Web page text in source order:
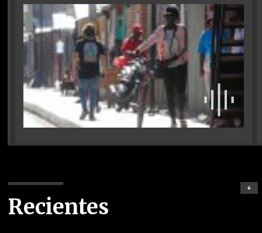
Recientes
+